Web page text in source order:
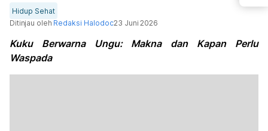
Hidup Sehat
Ditinjau oleh Redaksi Halodoc23 Juni 2026
Kuku Berwarna Ungu: Makna dan Kapan Perlu
Waspada